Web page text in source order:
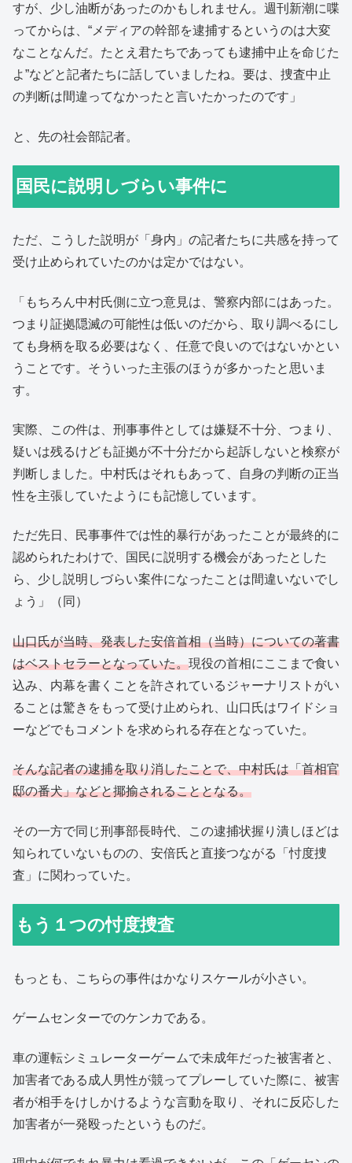
すが、少し油断があったのかもしれません。週刊新潮に喋
ってからは、“メディアの幹部を逮捕するというのは大変
なことなんだ。たとえ君たちであっても逮捕中止を命じた
よ”などと記者たちに話していましたね。要は、捜査中止
の判断は間違ってなかったと言いたかったのです」
と、先の社会部記者。
国民に説明しづらい事件に
ただ、こうした説明が「身内」の記者たちに共感を持って
受け止められていたのかは定かではない。
「もちろん中村氏側に立つ意見は、警察内部にはあった。
つまり証拠隠滅の可能性は低いのだから、取り調べるにし
ても身柄を取る必要はなく、任意で良いのではないかとい
うことです。そういった主張のほうが多かったと思いま
す。
実際、この件は、刑事事件としては嫌疑不十分、つまり、
疑いは残るけども証拠が不十分だから起訴しないと検察が
判断しました。中村氏はそれもあって、自身の判断の正当
性を主張していたようにも記憶しています。
ただ先日、民事事件では性的暴行があったことが最終的に
認められたわけで、国民に説明する機会があったとした
ら、少し説明しづらい案件になったことは間違いないでし
ょう」（同）
山口氏が当時、発表した安倍首相（当時）についての著書
はベストセラーとなっていた。現役の首相にここまで食い
込み、内幕を書くことを許されているジャーナリストがい
ることは驚きをもって受け止められ、山口氏はワイドショ
ーなどでもコメントを求められる存在となっていた。
そんな記者の逮捕を取り消したことで、中村氏は「首相官
邸の番犬」などと揶揄されることとなる。
その一方で同じ刑事部長時代、この逮捕状握り潰しほどは
知られていないものの、安倍氏と直接つながる「忖度捜
査」に関わっていた。
もう１つの忖度捜査
もっとも、こちらの事件はかなりスケールが小さい。
ゲームセンターでのケンカである。
車の運転シミュレーターゲームで未成年だった被害者と、
加害者である成人男性が競ってプレーしていた際に、被害
者が相手をけしかけるような言動を取り、それに反応した
加害者が一発殴ったというものだ。